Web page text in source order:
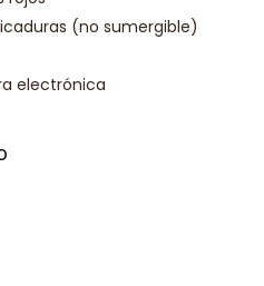
(no sumergible)
electrónica